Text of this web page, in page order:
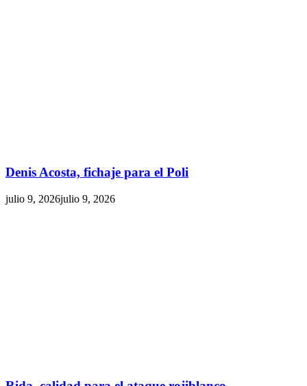
Denis Acosta, fichaje para el Poli
julio 9, 2026julio 9, 2026